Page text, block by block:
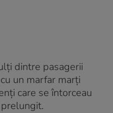
dintre pasagerii
un marfar marți
care se întorceau